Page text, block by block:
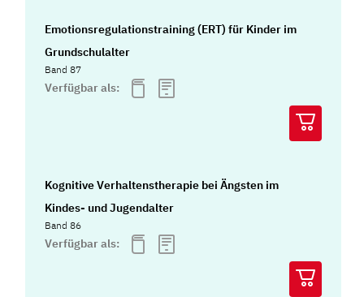
Emotionsregulationstraining (ERT) für Kinder im
Grundschulalter
Band 87
Verfügbar als:
Kognitive Verhaltenstherapie bei Ängsten im
Kindes- und Jugendalter
Band 86
Verfügbar als: